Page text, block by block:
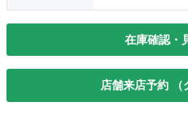
在庫確認・
店舗来店予約 （